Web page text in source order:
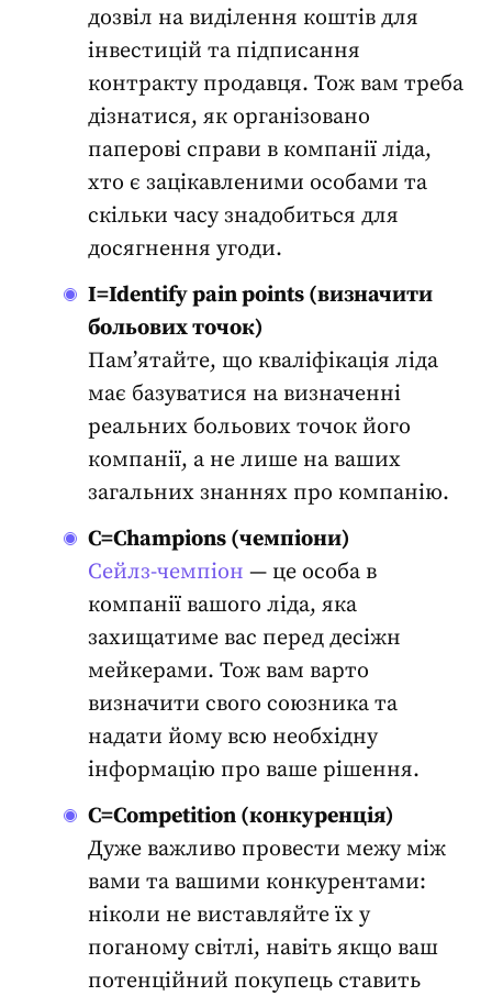
дозвіл на виділення коштів для
інвестицій та підписання
контракту продавця. Тож вам треба
дізнатися, як організовано
паперові справи в компанії ліда,
хто є зацікавленими особами та
скільки часу знадобиться для
досягнення угоди.
I=Identify pain points (визначити
больових точок)
Пам’ятайте, що кваліфікація ліда
має базуватися на визначенні
реальних больових точок його
компанії, а не лише на ваших
загальних знаннях про компанію.
C=Champions (чемпіони)
Сейлз-чемпіон — це особа в
компанії вашого ліда, яка
захищатиме вас перед десіжн
мейкерами. Тож вам варто
визначити свого союзника та
надати йому всю необхідну
інформацію про ваше рішення.
C=Competition (конкуренція)
Дуже важливо провести межу між
вами та вашими конкурентами:
ніколи не виставляйте їх у
поганому світлі, навіть якщо ваш
потенційний покупець ставить